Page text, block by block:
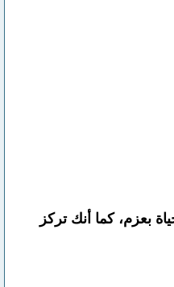
بعزم، كما أنك تركز